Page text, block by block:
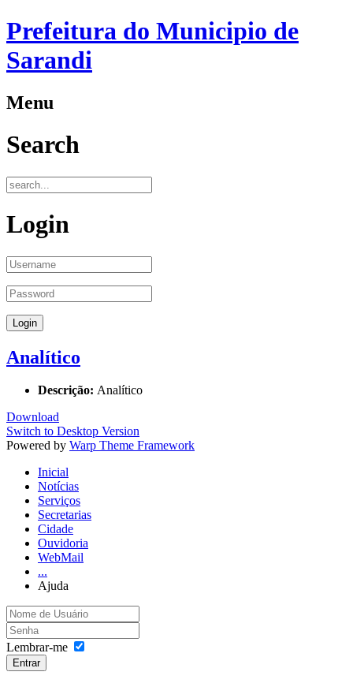
Prefeitura do Municipio de
Sarandi
Menu
Search
Login
Analítico
Descrição: Analítico
Download
Switch to Desktop Version
Powered by Warp Theme Framework
Inicial
Notícias
Serviços
Secretarias
Cidade
Ouvidoria
WebMail
...
Ajuda
Lembrar-me
Entrar